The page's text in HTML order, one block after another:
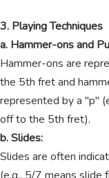
3. Playing Techniques
a. Hammer-ons and
Hammer-ons are
the 5th fret and
represented by a "p"
off to the 5th fret).
b. Slides:
Slides are often